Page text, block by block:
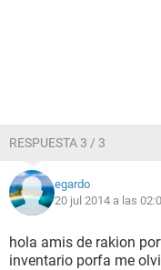
RESPUESTA 3 / 3
egardo
20 jul 2014 a las
hola amis de rakion
inventario porfa me